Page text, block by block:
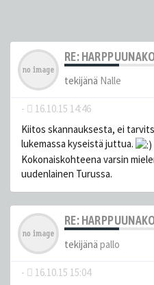
RE:
tekijänä Nalle
- 16.10.15 14:46
Kiitos skannauksesta, ei
lukemassa kyseistä juttua.
Kokonaiskohteena varsin
uudenlainen Turussa.
RE:
tekijänä pallo
- 16.10.15 15:04